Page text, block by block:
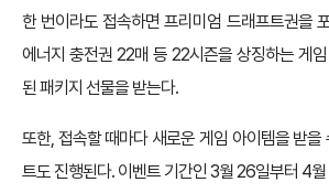
한 번이라도 접속하면 프리미엄 드래프트권을
에너지 충전권 22매 등 22시즌을 상징하는 게
된 패키지 선물을 받는다.
또한, 접속할 때마다 새로운 게임 아이템을 받을
트도 진행된다. 이벤트 기간인 3월 26일부터 4